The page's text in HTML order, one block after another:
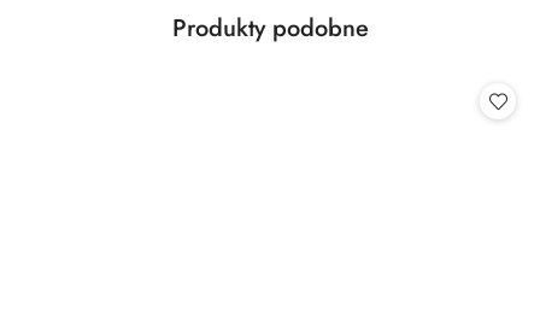
Pomiń karuzelę produktów
Produkty
Produkty podobne